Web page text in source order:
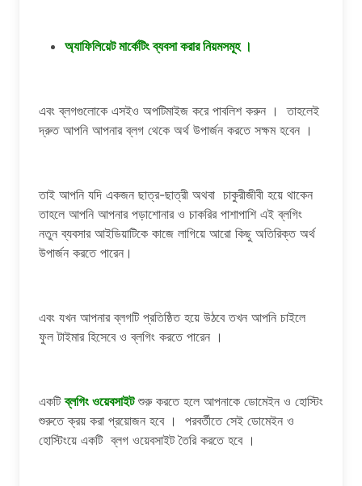
অ্যাফিলিয়েট মার্কেটিং ব্যবসা করার নিয়মসমূহ ।
এবং ব্লগগুলোকে এসইও অপটিমাইজ করে পাবলিশ করুন । তাহলেই
দ্রুত আপনি আপনার ব্লগ থেকে অর্থ উপার্জন করতে সক্ষম হবেন ।
তাই আপনি যদি একজন ছাত্র-ছাত্রী অথবা চাকুরীজীবী হয়ে থাকেন
তাহলে আপনি আপনার পড়াশোনার ও চাকরির পাশাপাশি এই ব্লগিং
নতুন ব্যবসার আইডিয়াটিকে কাজে লাগিয়ে আরো কিছু অতিরিক্ত অর্থ
উপার্জন করতে পারেন।
এবং যখন আপনার ব্লগটি প্রতিষ্ঠিত হয়ে উঠবে তখন আপনি চাইলে
ফুল টাইমার হিসেবে ও ব্লগিং করতে পারেন ।
একটিব্লগিং ওয়েবসাইটশুরু করতে হলে আপনাকে ডোমেইন ও হোস্টিং
শুরুতে ক্রয় করা প্রয়োজন হবে । পরবর্তীতে সেই ডোমেইন ও
হোস্টিংয়ে একটি ব্লগ ওয়েবসাইট তৈরি করতে হবে ।